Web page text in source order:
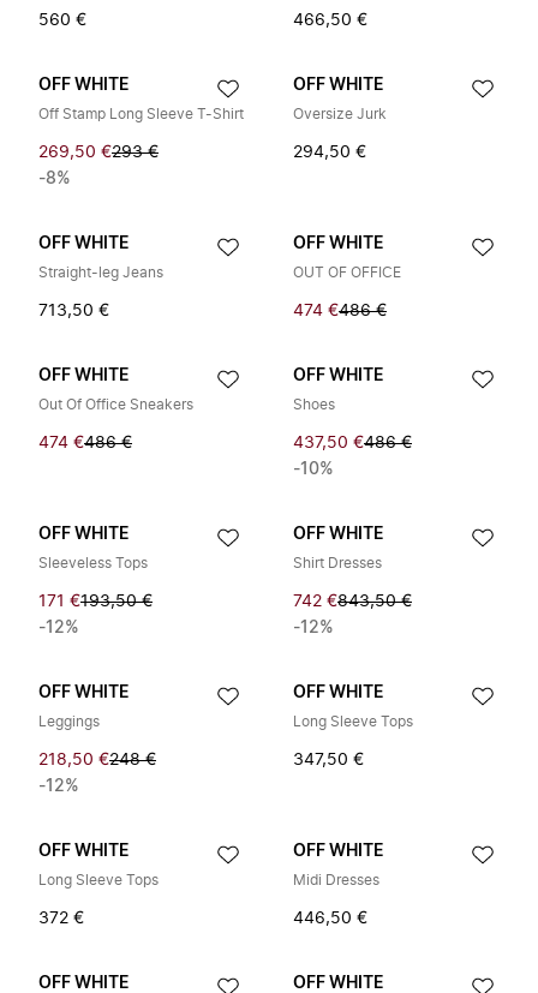
560 € 466,50 €
OFF WHITE
Off Stamp Long Sleeve T-Shirt
269,50 €293 €
-8%
OFF WHITE
Oversize Jurk
294,50 €
OFF WHITE
Straight-leg Jeans
713,50 €
OFF WHITE
OUT OF OFFICE
474 €486 €
OFF WHITE
Out Of Office Sneakers
474 €486 €
OFF WHITE
Shoes
437,50 €486 €
-10%
OFF WHITE
Sleeveless Tops
171 €193,50 €
-12%
OFF WHITE
Shirt Dresses
742 €843,50 €
-12%
OFF WHITE
Leggings
218,50 €248 €
-12%
OFF WHITE
Long Sleeve Tops
347,50 €
OFF WHITE
Long Sleeve Tops
372 €
OFF WHITE
Midi Dresses
446,50 €
OFF WHITE OFF WHITE